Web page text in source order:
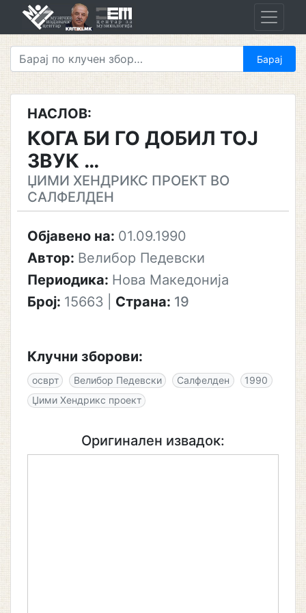
НАСЛОВ:
КОГА БИ ГО ДОБИЛ ТОЈ
ЗВУК …
ЏИМИ ХЕНДРИКС ПРОЕКТ ВО
САЛФЕЛДЕН
Објавено на: 01.09.1990
Автор: Велибор Педевски
Периодика: Нова Македонија
Број: 15663 Страна: 19
Клучни зборови:
осврт Велибор Педевски Салфелден
1990
Џими Хендрикс проект
Оригинален извадок: